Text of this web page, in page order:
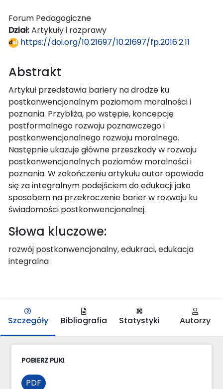
Forum Pedagogiczne
Dział:Artykuły i rozprawy
https://doi.org/10.21697/10.21697/fp.2016.2.11
Abstrakt
Artykuł przedstawia bariery na drodze ku
postkonwencjonalnym poziomom moralności i
poznania. Przybliża, po wstępie, koncepcję
postformalnego rozwoju poznawczego i
postkonwencjonalnego rozwoju moralnego.
Następnie ukazuje główne przeszkody w rozwoju
postkonwencjonalnych poziomów moralności i
poznania. W zakończeniu artykułu autor opowiada
się za integralnym podejściem do edukacji jako
sposobem na przekroczenie barier w rozwoju ku
świadomości postkonwencjonalnej.
Słowa kluczowe:
rozwój postkonwencjonalny, edukraci, edukacja
integralna
Szczegóły Bibliografia Statystyki Autorzy
POBIERZ PLIKI
PDF